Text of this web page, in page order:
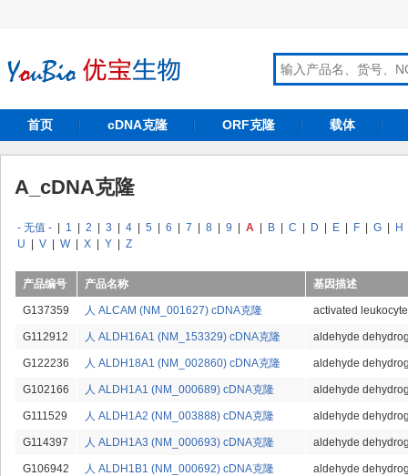
首页 cDNA克隆 ORF克隆 载体
A_cDNA克隆
- 无值 - 1 2 3 4 5 6 7 8 9 A B C D E F G
H
U
V W X Y Z
产品编号 产品名称 基因描述
G137359 人 ALCAM (NM_001627) cDNA克隆 activated
G112912 人 ALDH16A1 (NM_153329) cDNA克隆 aldehyde
G122236 人 ALDH18A1 (NM_002860) cDNA克隆 aldehyde
G102166 人 ALDH1A1 (NM_000689) cDNA克隆 aldehyde
G111529 人 ALDH1A2 (NM_003888) cDNA克隆 aldehyde
G114397 人 ALDH1A3 (NM_000693) cDNA克隆 aldehyde
G106942 人 ALDH1B1 (NM_000692) cDNA克隆 aldehyde